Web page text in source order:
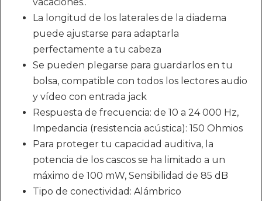
La longitud de los laterales de la diadema
puede ajustarse para adaptarla
perfectamente a tu cabeza
Se pueden plegarse para guardarlos en tu
bolsa, compatible con todos los lectores audio
y vídeo con entrada jack
Respuesta de frecuencia: de 10 a 24 000 Hz,
Impedancia (resistencia acústica): 150 Ohmios
Para proteger tu capacidad auditiva, la
potencia de los cascos se ha limitado a un
máximo de 100 mW, Sensibilidad de 85 dB
Tipo de conectividad: Alámbrico